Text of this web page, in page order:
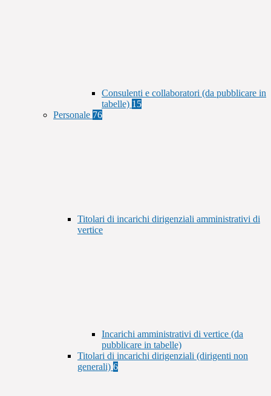
Consulenti e collaboratori (da pubblicare in
tabelle) 15
Personale 76
Titolari di incarichi dirigenziali amministrativi di
vertice
Incarichi amministrativi di vertice (da
pubblicare in tabelle)
Titolari di incarichi dirigenziali (dirigenti non
generali) 6